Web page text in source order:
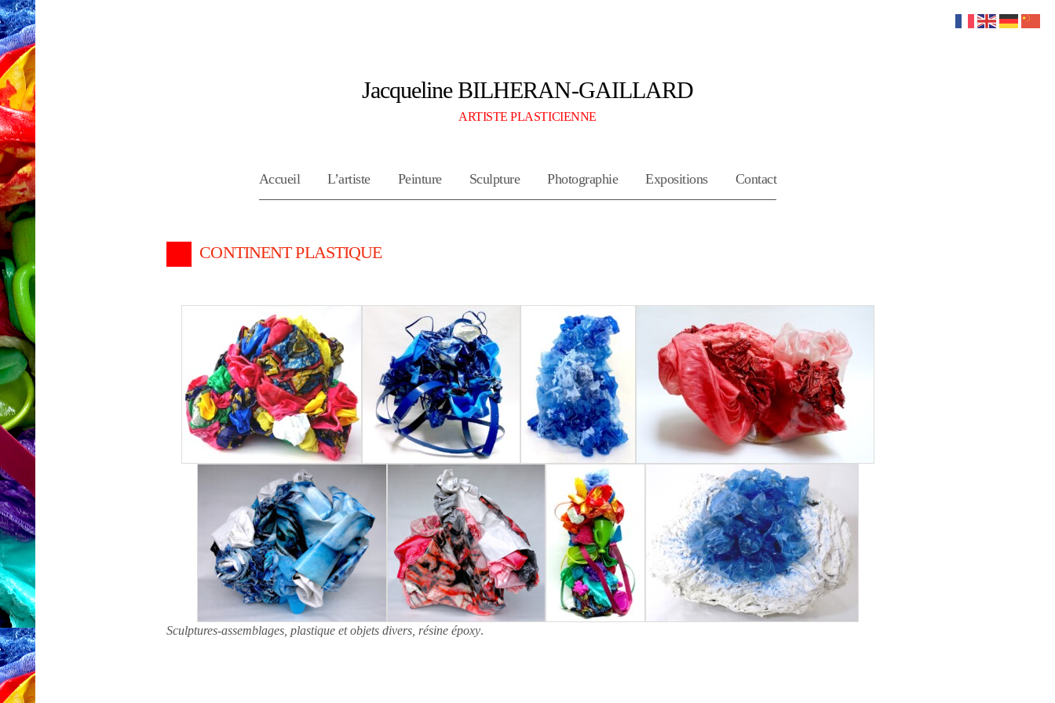
Jacqueline BILHERAN-GAILLARD
ARTISTE PLASTICIENNE
Accueil L’artiste Peinture Sculpture Photographie Expositions Contact
CONTINENT PLASTIQUE
Sculptures-assemblages, plastique et objets divers, résine époxy.